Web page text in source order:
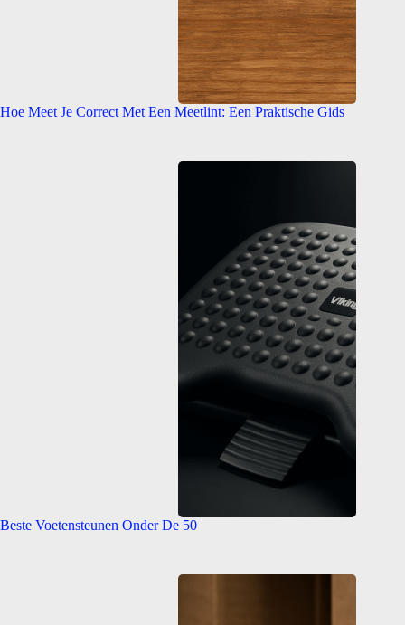
Hoe Meet Je Correct Met Een Meetlint: Een Praktische Gids
Beste Voetensteunen Onder De 50